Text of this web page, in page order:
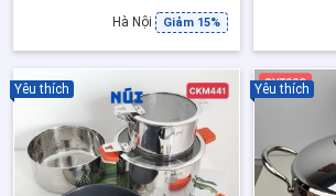
Hà Nội Giảm 15%
Yêu thích Yêu thích